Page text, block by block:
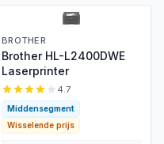
BROTHER
Brother HL-L2400DWE
Laserprinter
4.7
Middensegment
Wisselende prijs